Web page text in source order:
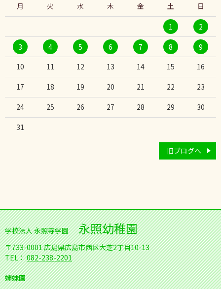
月
火 水 木 金 土 日
1 2
3 4 5 6 7 8
9
10
11 12 13 14 15 16
17 18 19 20 21 22 23
24 25 26 27 28 29 30
31
旧ブログへ
学校法人 永照寺学園 永照幼稚園
〒733-0001広島県広島市西区大芝2丁目10-13
TEL：082-238-2201
姉妹園